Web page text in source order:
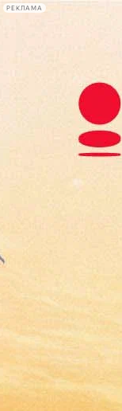
РЕКЛАМА
Сегодня:
2026.08.08
18:57
Афиша Plus